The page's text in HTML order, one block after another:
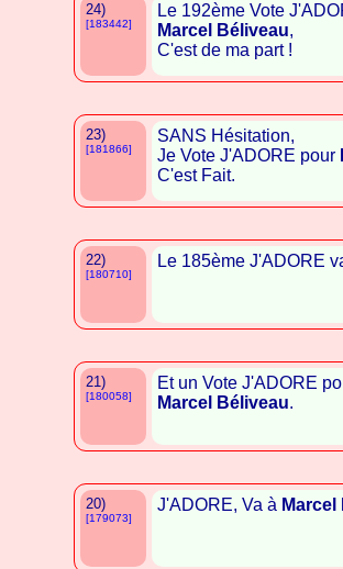
24)
[183442]
Le 192ème Vote
Marcel Béliveau,
C'est de ma part !
23)
[181866]
SANS Hésitation,
Je Vote J'ADORE pour
C'est Fait.
22)
[180710]
Le 185ème J'ADORE
21)
[180058]
Et un Vote J'ADORE
Marcel Béliveau.
20)
[179073]
J'ADORE, Va à Marcel